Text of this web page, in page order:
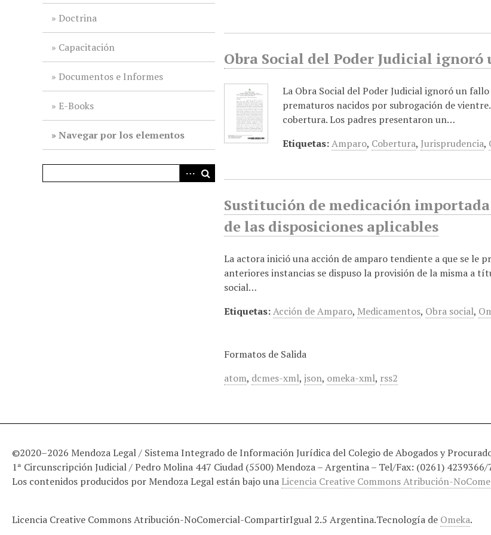
Doctrina
Capacitación
Documentos e Informes
E-Books
Navegar por los elementos
Obra Social del Poder Judicial
La Obra Social del Poder Judicial ignoró un
prematuros nacidos por subrogación de
cobertura. Los padres presentaron un…
Etiquetas:Amparo, Cobertura, Jurisprudencia,
Sustitución de medicación
de las disposiciones aplicables
La actora inició una acción de amparo tendiente a que se le
anteriores instancias se dispuso la provisión de la misma a
social…
Etiquetas:Acción de Amparo, Medicamentos, Obra social,
Formatos de Salida
atom, dcmes-xml,json, omeka-xml, rss2
©2020–2026 Mendoza Legal / Sistema Integrado de Información Jurídica del Colegio de Abogados y
1ª Circunscripción Judicial / Pedro Molina 447 Ciudad (5500) Mendoza – Argentina – Tel/Fax: (0261) 4239366/
Los contenidos producidos por Mendoza Legal están bajo una Licencia Creative Commons Atribución-
Licencia Creative Commons Atribución-NoComercial-CompartirIgual 2.5 Argentina.Tecnología de Omeka.